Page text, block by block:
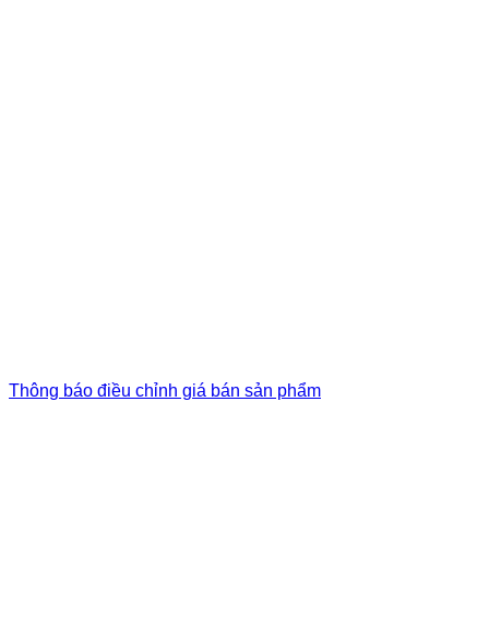
Thông báo điều chỉnh giá bán sản phẩm